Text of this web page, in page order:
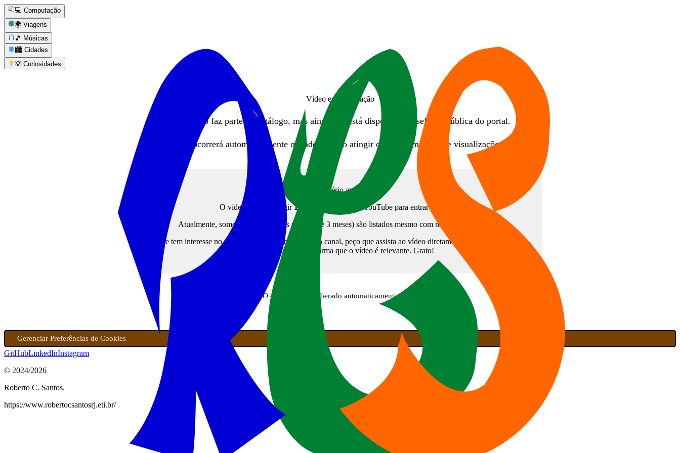
💻 Computação
🌍 Viagens
🎵 Músicas
🏙️ Cidades
💡 Curiosidades
Vídeo em preparação
Este vídeo faz parte do catálogo, mas ainda não está disponível na seleção pública do portal.
A publicação ocorrerá automaticamente quando o vídeo atingir o critério mínimo de visualizações definido.
Critério atual
O vídeo precisa atingir 180 visualizações
no YouTube para entrar no portal.
Atualmente, somente vídeos novos (menos de 3 meses) são listados mesmo com menos de 180 views.
Se tem interesse no tema, e deseja colaborar com o canal, peço que assista ao vídeo diretamente no Youtube. Isso
sinalizará para a plataforma que o vídeo é relevante. Grato!
Volte em breve. O conteúdo será liberado automaticamente após atingir o critério.
Gerenciar Preferências de Cookies
GitHubLinkedInInstagram
© 2024/2026
Roberto C. Santos.
https://www.robertocsantosrj.eti.br/